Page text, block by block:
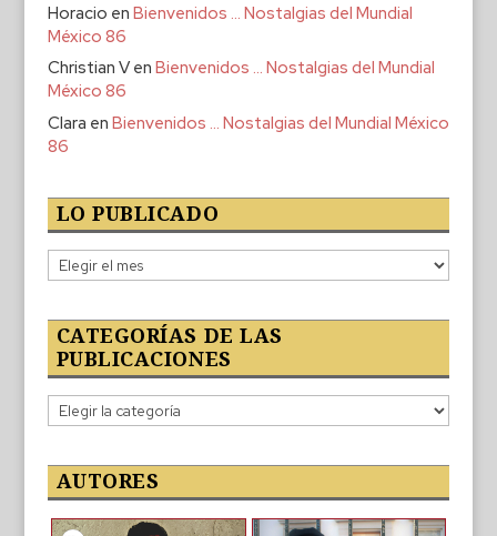
Horacio en Bienvenidos … Nostalgias del Mundial
México 86
Christian Ven Bienvenidos … Nostalgias del Mundial
México 86
Clara en Bienvenidos … Nostalgias del Mundial México
86
LO PUBLICADO
Lo
publicado
CATEGORÍAS DE LAS
PUBLICACIONES
Categorías
de
publicaciones
AUTORES